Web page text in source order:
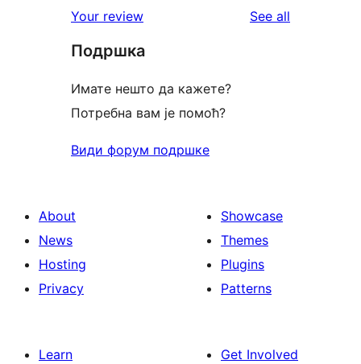
reviews
star
reviews
Your review See all
Подршка
Имате нешто да кажете?
Потребна вам је помоћ?
Види форум подршке
About
News
Hosting
Privacy
Showcase
Themes
Plugins
Patterns
Learn
Get Involved